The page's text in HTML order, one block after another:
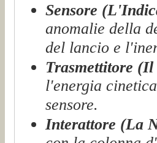
Sensore
anomalie della
del lancio e
Trasmettitore
l'energia
sensore.
Interattore (La